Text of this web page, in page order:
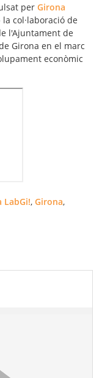
per Girona
col·laboració de
l'Ajuntament de
Girona en el marc
econòmic
LabGi!, Girona,